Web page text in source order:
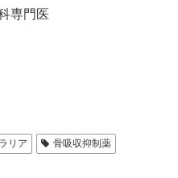
専門医
リア
骨吸収抑制薬